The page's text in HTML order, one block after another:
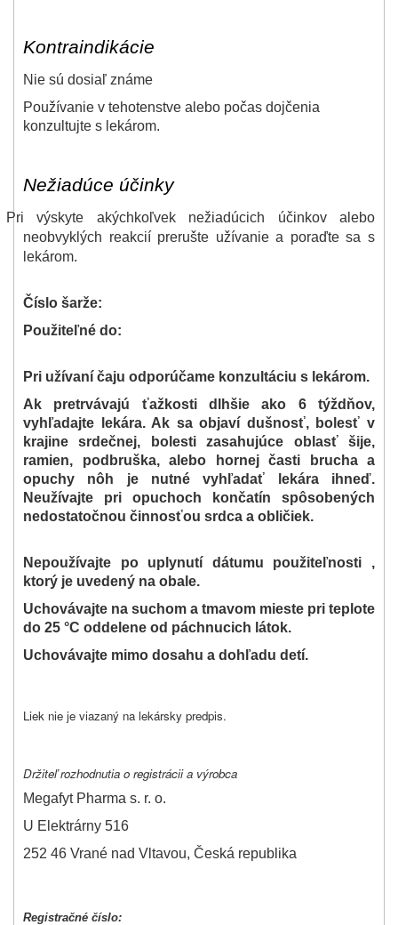
Kontraindikácie
N ie sú dosiaľ známe
Používanie v tehotenstve alebo počas dojčenia
konzultujte s lekárom.
Nežiadúce účinky
Pri výskyte akýchkoľvek nežiadúcich účinkov alebo
neobvyklých reakcií prerušte užívanie a poraďte sa s
lekárom.
Číslo šarže:
Použiteľné do:
Pri užívaní čaju odporúčame konzultáciu s lekárom.
Ak pretrvávajú ťažkosti dlhšie ako 6 týždňov,
vyhľadajte lekára. Ak sa objaví dušnosť, bolesť v
krajine srdečnej, bolesti zasahujúce oblasť šije,
ramien, podbruška, alebo hornej časti brucha a
opuchy nôh je nutné vyhľadať lekára ihneď.
Neužívajte pri opuchoch končatín spôsobených
nedostatočnou činnosťou srdca a obličiek.
Nepoužívajte po uplynutí dátumu použiteľnosti ,
ktorý je uvedený na obale.
Uchovávajte na suchom a tmavom mieste pri teplote
do 25 °C oddelene od páchnucich látok.
Uchovávajte mimo dosahu a dohľadu detí.
Liek nie je viazaný na lekársky predpis.
Držiteľ rozhodnutia o registrácii a výrobca
Megafyt Pharma s. r. o.
U Elektrárny 516
252 46 Vrané nad Vltavou, Česká republika
Registračné číslo: